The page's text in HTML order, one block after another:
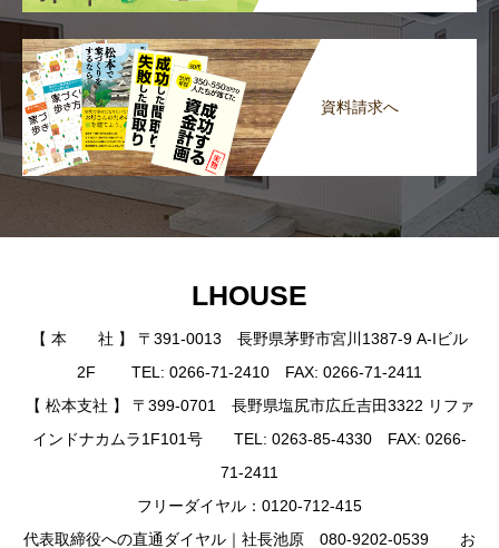
資料請求へ
LHOUSE
【 本 社 】 〒391-0013 長野県茅野市宮川1387-9 A-Iビル
2F TEL: 0266-71-2410 FAX: 0266-71-2411
【 松本支社 】 〒399-0701 長野県塩尻市広丘吉田3322 リファ
インドナカムラ1F101号 TEL: 0263-85-4330 FAX: 0266-
71-2411
フリーダイヤル：0120-712-415
代表取締役への直通ダイヤル｜社長池原 080-9202-0539 お